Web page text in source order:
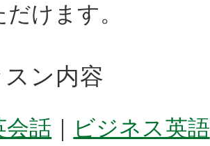
けます。
スン内容
会話 ビジネス英語